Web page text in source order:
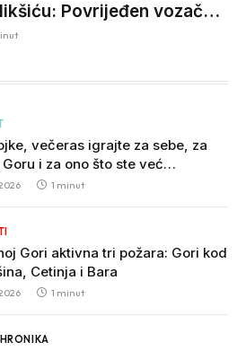
Povrijeđen vozač
u bolnicu
večeras igrajte za sebe, za
Goru i za ono što ste već
1 minut
Gori aktivna tri požara: Gori kod
Cetinja i Bara
1 minut